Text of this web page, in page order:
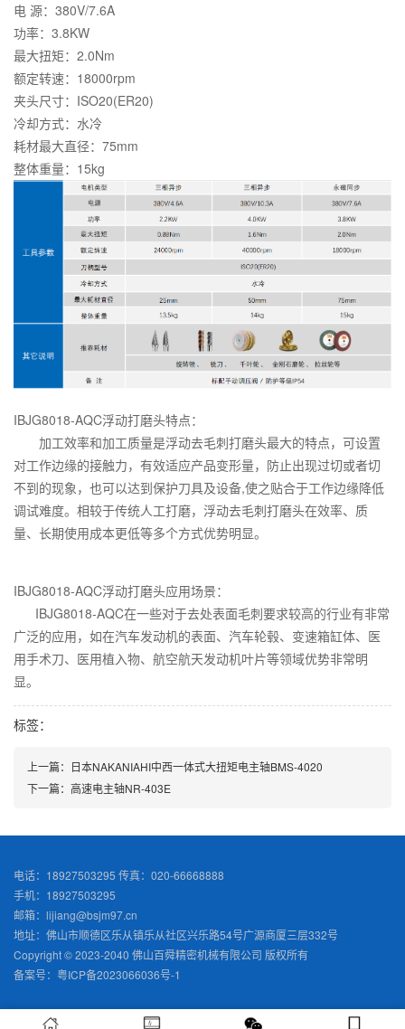
电 源：380V/7.6A
功率：3.8KW
最大扭矩：2.0Nm
额定转速：18000rpm
夹头尺寸：ISO20(ER20)
冷却方式：水冷
耗材最大直径：75mm
整体重量：15kg
IBJG8018-AQC浮动打磨头特点：
加工效率和加工质量是浮动去毛刺打磨头最大的特点，可设置
对工作边缘的接触力，有效适应产品变形量，防止出现过切或者切
不到的现象，也可以达到保护刀具及设备,使之贴合于工作边缘降低
调试难度。相较于传统人工打磨，浮动去毛刺打磨头在效率、质
量、长期使用成本更低等多个方式优势明显。
IBJG8018-AQC浮动打磨头应用场景：
IBJG8018-AQC在一些对于去处表面毛刺要求较高的行业有非常
广泛的应用，如在汽车发动机的表面、汽车轮毂、变速箱缸体、医
用手术刀、医用植入物、航空航天发动机叶片等领域优势非常明
显。
标签：
上一篇：日本NAKANIAHI中西一体式大扭矩电主轴BMS-4020
下一篇：高速电主轴NR-403E
电话：18927503295 传真：020-66668888
手机：18927503295
邮箱：lijiang@bsjm97.cn
地址：佛山市顺德区乐从镇乐从社区兴乐路54号广源商厦三层332号
Copyright © 2023-2040 佛山百舜精密机械有限公司 版权所有
备案号： 粤ICP备2023066036号-1